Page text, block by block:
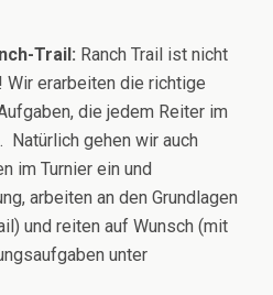
Trail: Ranch Trail ist nicht
Wir erarbeiten die richtige
die jedem Reiter im
Natürlich gehen wir auch
im Turnier ein und
arbeiten an den Grundlagen
und reiten auf Wunsch (mit
unter